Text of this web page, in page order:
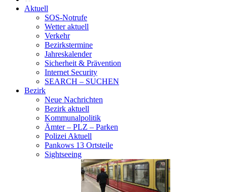
Aktuell
SOS-Notrufe
Wetter aktuell
Verkehr
Bezirkstermine
Jahreskalender
Sicherheit & Prävention
Internet Security
SEARCH – SUCHEN
Bezirk
Neue Nachrichten
Bezirk aktuell
Kommunalpolitik
Ämter – PLZ – Parken
Polizei Aktuell
Pankows 13 Ortsteile
Sightseeing